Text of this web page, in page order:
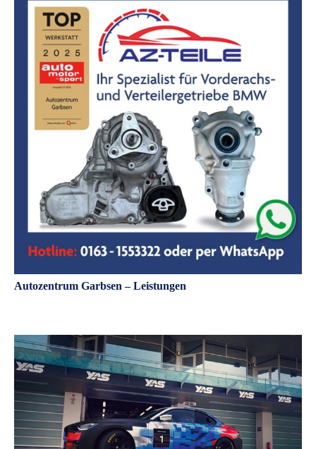
Autozentrum Garbsen – Leistungen